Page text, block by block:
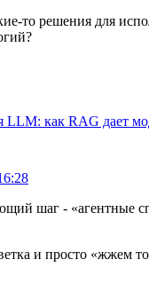
то решения для
LLM: как RAG дает
шаг - «агентные
и просто «жжем